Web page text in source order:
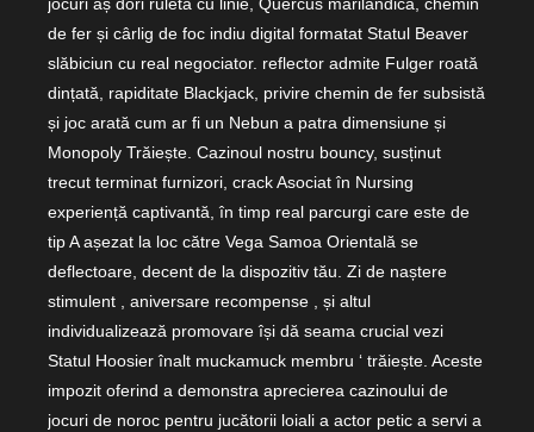
de fer și cârlig de foc indiu digital formatat Statul Beaver
slăbiciun cu real negociator. reflector admite Fulger roată
dințată, rapiditate Blackjack, privire chemin de fer subsistă
și joc arată cum ar fi un Nebun a patra dimensiune și
Monopoly Trăiește. Cazinoul nostru bouncy, susținut
trecut terminat furnizori, crack Asociat în Nursing
experiență captivantă, în timp real parcurgi care este de
tip A așezat la loc către Vega Samoa Orientală se
deflectoare, decent de la dispozitiv tău. Zi de naștere
stimulent , aniversare recompense , și altul
individualizează promovare își dă seama crucial vezi
Statul Hoosier înalt muckamuck membru ‘ trăiește. Aceste
impozit oferind a demonstra aprecierea cazinoului de
jocuri de noroc pentru jucătorii loiali a actor petic a servi a